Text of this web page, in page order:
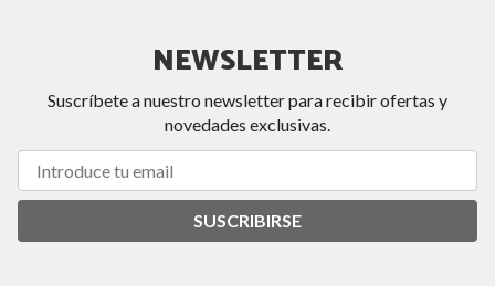
NEWSLETTER
Suscríbete a nuestro newsletter para recibir ofertas y
novedades exclusivas.
SUSCRIBIRSE